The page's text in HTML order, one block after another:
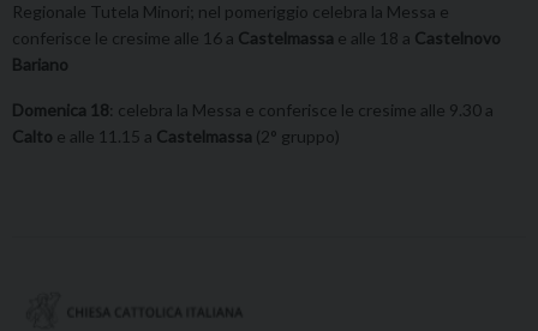
Regionale Tutela Minori; nel pomeriggio celebra la Messa e
conferisce le cresime alle 16 a Castelmassa e alle 18 a Castelnovo
Bariano
Domenica 18: celebra la Messa e conferisce le cresime alle 9.30 a
Calto e alle 11.15 a Castelmassa (2° gruppo)